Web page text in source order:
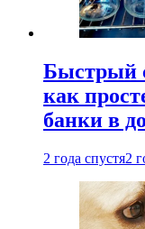
Быстрый
как
банки в
2 года спустя2